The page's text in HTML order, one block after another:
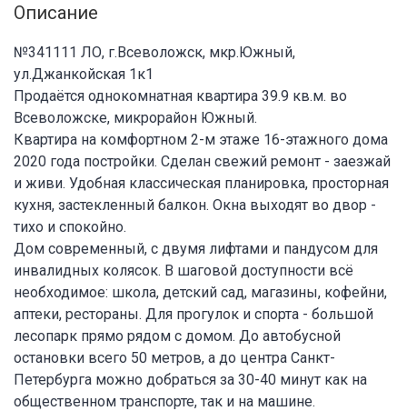
Описание
№341111 ЛО, г.Всеволожск, мкр.Южный,
ул.Джанкойская 1к1
Продаётся однокомнатная квартира 39.9 кв.м. во
Всеволожске, микрорайон Южный.
Квартира на комфортном 2-м этаже 16-этажного дома
2020 года постройки. Сделан свежий ремонт - заезжай
и живи. Удобная классическая планировка, просторная
кухня, застекленный балкон. Окна выходят во двор -
тихо и спокойно.
Дом современный, с двумя лифтами и пандусом для
инвалидных колясок. В шаговой доступности всё
необходимое: школа, детский сад, магазины, кофейни,
аптеки, рестораны. Для прогулок и спорта - большой
лесопарк прямо рядом с домом. До автобусной
остановки всего 50 метров, а до центра Санкт-
Петербурга можно добраться за 30-40 минут как на
общественном транспорте, так и на машине.